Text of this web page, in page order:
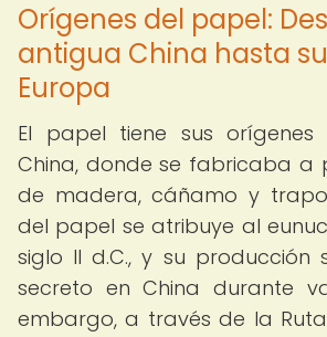
Orígenes del papel:
antigua China hasta
Europa
El papel tiene sus
China, donde se fabricaba a
de madera, cáñamo y
del papel se atribuye al
siglo II d.C., y su producción
secreto en China durante
embargo, a través de la